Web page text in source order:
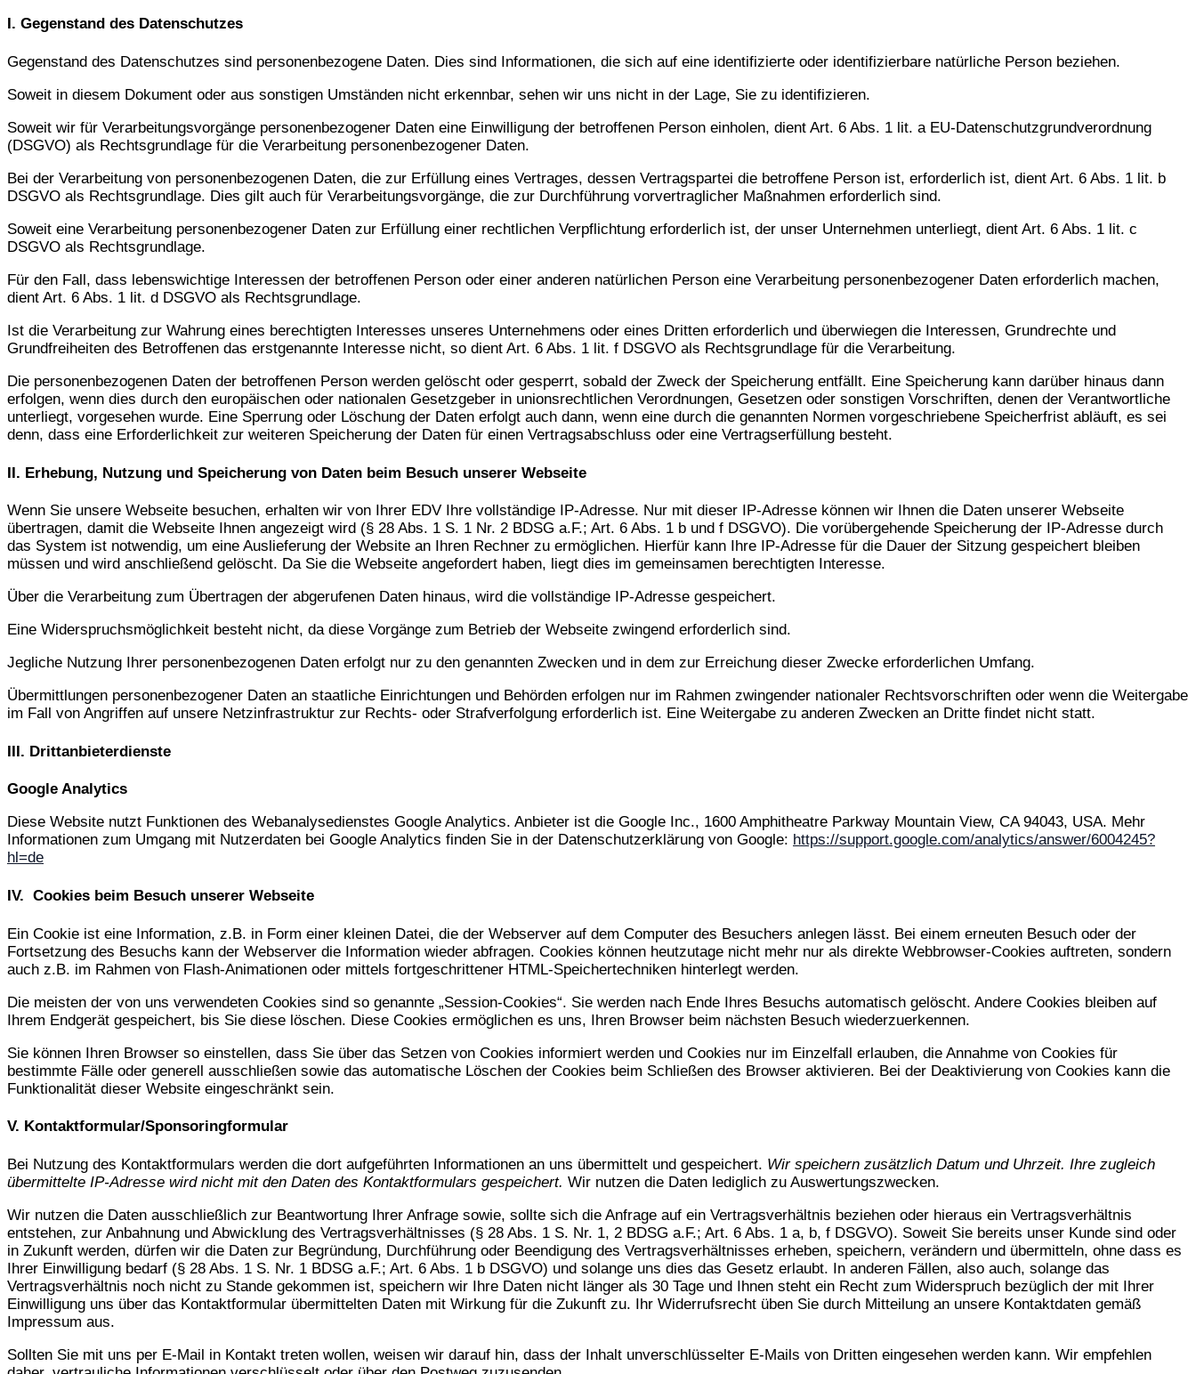
I. Gegenstand des Datenschutzes
Gegenstand des Datenschutzes sind personenbezogene Daten. Dies sind Informationen, die sich auf eine identifizierte oder identifizierbare natürliche Person beziehen.
Soweit in diesem Dokument oder aus sonstigen Umständen nicht erkennbar, sehen wir uns nicht in der Lage, Sie zu identifizieren.
Soweit wir für Verarbeitungsvorgänge personenbezogener Daten eine Einwilligung der betroffenen Person einholen, dient Art. 6 Abs. 1 lit. a EU-Datenschutzgrundverordnung
(DSGVO) als Rechtsgrundlage für die Verarbeitung personenbezogener Daten.
Bei der Verarbeitung von personenbezogenen Daten, die zur Erfüllung eines Vertrages, dessen Vertragspartei die betroffene Person ist, erforderlich ist, dient Art. 6 Abs. 1 lit. b
DSGVO als Rechtsgrundlage. Dies gilt auch für Verarbeitungsvorgänge, die zur Durchführung vorvertraglicher Maßnahmen erforderlich sind.
Soweit eine Verarbeitung personenbezogener Daten zur Erfüllung einer rechtlichen Verpflichtung erforderlich ist, der unser Unternehmen unterliegt, dient Art. 6 Abs. 1 lit. c
DSGVO als Rechtsgrundlage.
Für den Fall, dass lebenswichtige Interessen der betroffenen Person oder einer anderen natürlichen Person eine Verarbeitung personenbezogener Daten erforderlich machen,
dient Art. 6 Abs. 1 lit. d DSGVO als Rechtsgrundlage.
Ist die Verarbeitung zur Wahrung eines berechtigten Interesses unseres Unternehmens oder eines Dritten erforderlich und überwiegen die Interessen, Grundrechte und
Grundfreiheiten des Betroffenen das erstgenannte Interesse nicht, so dient Art. 6 Abs. 1 lit. f DSGVO als Rechtsgrundlage für die Verarbeitung.
Die personenbezogenen Daten der betroffenen Person werden gelöscht oder gesperrt, sobald der Zweck der Speicherung entfällt. Eine Speicherung kann darüber hinaus dann
erfolgen, wenn dies durch den europäischen oder nationalen Gesetzgeber in unionsrechtlichen Verordnungen, Gesetzen oder sonstigen Vorschriften, denen der Verantwortliche
unterliegt, vorgesehen wurde. Eine Sperrung oder Löschung der Daten erfolgt auch dann, wenn eine durch die genannten Normen vorgeschriebene Speicherfrist abläuft, es sei
denn, dass eine Erforderlichkeit zur weiteren Speicherung der Daten für einen Vertragsabschluss oder eine Vertragserfüllung besteht.
II. Erhebung, Nutzung und Speicherung von Daten beim Besuch unserer Webseite
Wenn Sie unsere Webseite besuchen, erhalten wir von Ihrer EDV Ihre vollständige IP-Adresse. Nur mit dieser IP-Adresse können wir Ihnen die Daten unserer Webseite
übertragen, damit die Webseite Ihnen angezeigt wird (§ 28 Abs. 1 S. 1 Nr. 2 BDSG a.F.; Art. 6 Abs. 1 b und f DSGVO). Die vorübergehende Speicherung der IP-Adresse durch
das System ist notwendig, um eine Auslieferung der Website an Ihren Rechner zu ermöglichen. Hierfür kann Ihre IP-Adresse für die Dauer der Sitzung gespeichert bleiben
müssen und wird anschließend gelöscht. Da Sie die Webseite angefordert haben, liegt dies im gemeinsamen berechtigten Interesse.
Über die Verarbeitung zum Übertragen der abgerufenen Daten hinaus, wird die vollständige IP-Adresse gespeichert.
Eine Widerspruchsmöglichkeit besteht nicht, da diese Vorgänge zum Betrieb der Webseite zwingend erforderlich sind.
Jegliche Nutzung Ihrer personenbezogenen Daten erfolgt nur zu den genannten Zwecken und in dem zur Erreichung dieser Zwecke erforderlichen Umfang.
Übermittlungen personenbezogener Daten an staatliche Einrichtungen und Behörden erfolgen nur im Rahmen zwingender nationaler Rechtsvorschriften oder wenn die Weitergabe
im Fall von Angriffen auf unsere Netzinfrastruktur zur Rechts- oder Strafverfolgung erforderlich ist. Eine Weitergabe zu anderen Zwecken an Dritte findet nicht statt.
III. Drittanbieterdienste
Google Analytics
Diese Website nutzt Funktionen des Webanalysedienstes Google Analytics. Anbieter ist die Google Inc., 1600 Amphitheatre Parkway Mountain View, CA 94043, USA. Mehr
Informationen zum Umgang mit Nutzerdaten bei Google Analytics finden Sie in der Datenschutzerklärung von Google: https://support.google.com/analytics/answer/6004245?
hl=de
IV. Cookies beim Besuch unserer Webseite
Ein Cookie ist eine Information, z.B. in Form einer kleinen Datei, die der Webserver auf dem Computer des Besuchers anlegen lässt. Bei einem erneuten Besuch oder der
Fortsetzung des Besuchs kann der Webserver die Information wieder abfragen. Cookies können heutzutage nicht mehr nur als direkte Webbrowser-Cookies auftreten, sondern
auch z.B. im Rahmen von Flash-Animationen oder mittels fortgeschrittener HTML-Speichertechniken hinterlegt werden.
Die meisten der von uns verwendeten Cookies sind so genannte „Session-Cookies“. Sie werden nach Ende Ihres Besuchs automatisch gelöscht. Andere Cookies bleiben auf
Ihrem Endgerät gespeichert, bis Sie diese löschen. Diese Cookies ermöglichen es uns, Ihren Browser beim nächsten Besuch wiederzuerkennen.
Sie können Ihren Browser so einstellen, dass Sie über das Setzen von Cookies informiert werden und Cookies nur im Einzelfall erlauben, die Annahme von Cookies für
bestimmte Fälle oder generell ausschließen sowie das automatische Löschen der Cookies beim Schließen des Browser aktivieren. Bei der Deaktivierung von Cookies kann die
Funktionalität dieser Website eingeschränkt sein.
V. Kontaktformular/Sponsoringformular
Bei Nutzung des Kontaktformulars werden die dort aufgeführten Informationen an uns übermittelt und gespeichert. Wir speichern zusätzlich Datum und Uhrzeit. Ihre zugleich
übermittelte IP-Adresse wird nicht mit den Daten des Kontaktformulars gespeichert. Wir nutzen die Daten lediglich zu Auswertungszwecken.
Wir nutzen die Daten ausschließlich zur Beantwortung Ihrer Anfrage sowie, sollte sich die Anfrage auf ein Vertragsverhältnis beziehen oder hieraus ein Vertragsverhältnis
entstehen, zur Anbahnung und Abwicklung des Vertragsverhältnisses (§ 28 Abs. 1 S. Nr. 1, 2 BDSG a.F.; Art. 6 Abs. 1 a, b, f DSGVO). Soweit Sie bereits unser Kunde sind oder
in Zukunft werden, dürfen wir die Daten zur Begründung, Durchführung oder Beendigung des Vertragsverhältnisses erheben, speichern, verändern und übermitteln, ohne dass es
Ihrer Einwilligung bedarf (§ 28 Abs. 1 S. Nr. 1 BDSG a.F.; Art. 6 Abs. 1 b DSGVO) und solange uns dies das Gesetz erlaubt. In anderen Fällen, also auch, solange das
Vertragsverhältnis noch nicht zu Stande gekommen ist, speichern wir Ihre Daten nicht länger als 30 Tage und Ihnen steht ein Recht zum Widerspruch bezüglich der mit Ihrer
Einwilligung uns über das Kontaktformular übermittelten Daten mit Wirkung für die Zukunft zu. Ihr Widerrufsrecht üben Sie durch Mitteilung an unsere Kontaktdaten gemäß
Impressum aus.
Sollten Sie mit uns per E-Mail in Kontakt treten wollen, weisen wir darauf hin, dass der Inhalt unverschlüsselter E-Mails von Dritten eingesehen werden kann. Wir empfehlen